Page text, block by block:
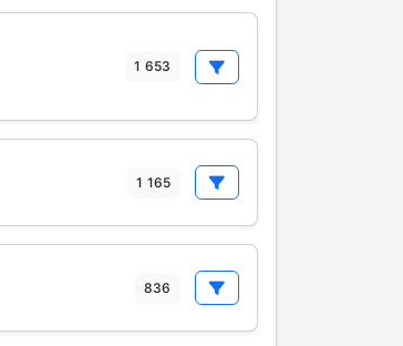
1 653
1 165
836